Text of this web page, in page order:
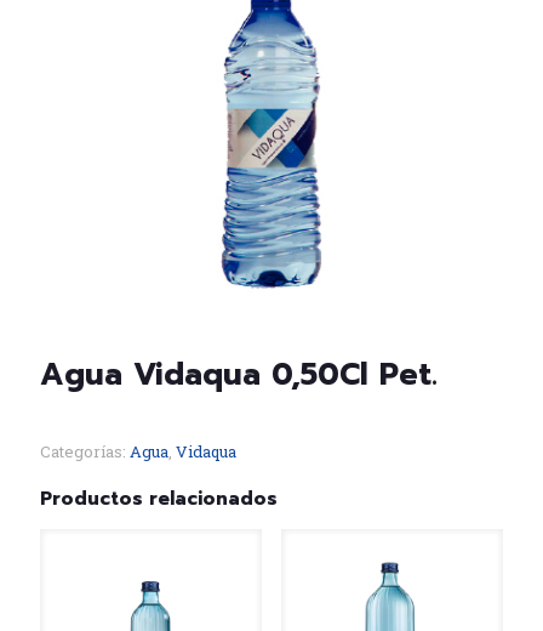
Agua Vidaqua 0,50Cl Pet.
Categorías: Agua, Vidaqua
Productos relacionados